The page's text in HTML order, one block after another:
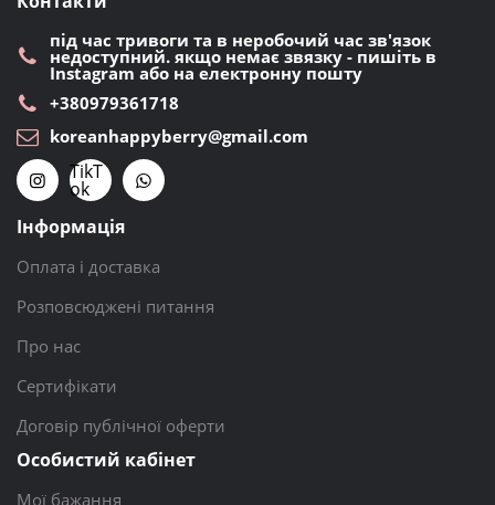
під час тривоги та в неробочий час зв'язок
недоступний. якщо немає звязку - пишіть в
Instagram або на електронну пошту
+380979361718
koreanhappyberry@gmail.com
TikT
ok
Інформація
Оплата і доставка
Розповсюджені питання
Про нас
Сертифікати
Договір публічної оферти
Особистий кабінет
Мої бажання